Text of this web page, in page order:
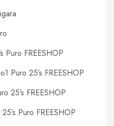
Puro FREESHOP
Puro 25’s FREESHOP
25’s FREESHOP
Puro FREESHOP